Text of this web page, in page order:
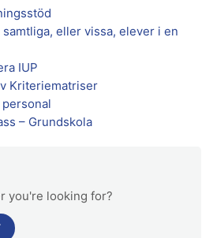
eller vissa, elever i en
IUP
Kriteriematriser
– Grundskola
you're looking for?